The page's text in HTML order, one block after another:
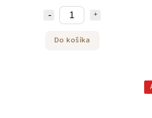
Do košíka